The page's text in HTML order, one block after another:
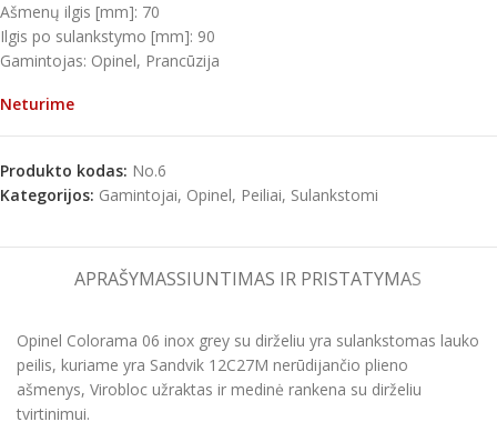
Ašmenų ilgis [mm]: 70
Ilgis po sulankstymo [mm]: 90
Gamintojas: Opinel, Prancūzija
Neturime
Produkto kodas: No.6
Kategorijos: Gamintojai, Opinel, Peiliai, Sulankstomi
APRAŠYMASSIUNTIMAS IR PRISTATYMAS
Opinel Colorama 06 inox grey su dirželiu yra sulankstomas lauko
peilis, kuriame yra Sandvik 12C27M nerūdijančio plieno
ašmenys, Virobloc užraktas ir medinė rankena su dirželiu
tvirtinimui.